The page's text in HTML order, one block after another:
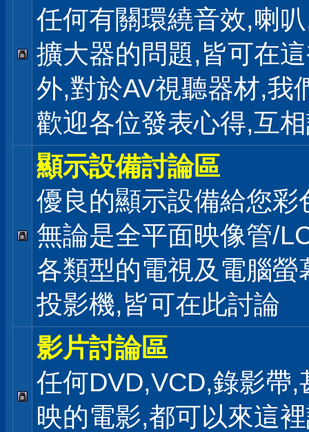
任何有關環繞音效,喇
擴大器的問題,皆可在
外,對於AV視聽器材,我
歡迎各位發表心得,互
顯示設備討論區
優良的顯示設備給您彩
無論是全平面映像管/
各類型的電視及電腦螢
投影機,皆可在此討論
影片討論區
任何DVD,VCD,錄影帶,
映的電影,都可以來這